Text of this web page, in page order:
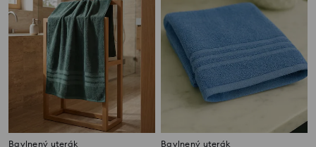
Bavlnený uterák Bavlnený uterák